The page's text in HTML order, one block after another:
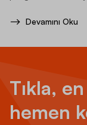
Devamını Oku
Tıkla,
hemen